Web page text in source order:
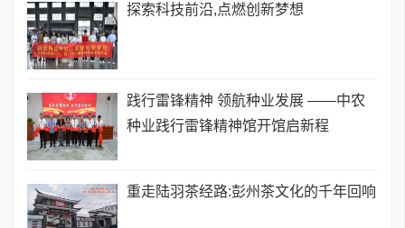
探索科技前沿,点燃创新梦想
践行雷锋精神 领航种业发展 ——中农
种业践行雷锋精神馆开馆启新程
重走陆羽茶经路:彭州茶文化的千年回响